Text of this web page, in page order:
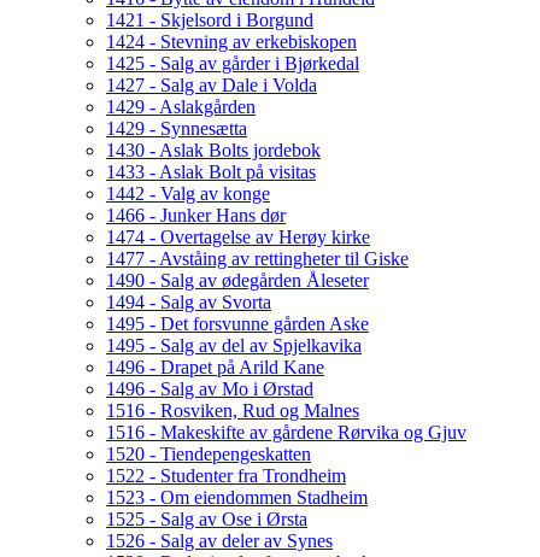
1421 - Skjelsord i Borgund
1424 - Stevning av erkebiskopen
1425 - Salg av gårder i Bjørkedal
1427 - Salg av Dale i Volda
1429 - Aslakgården
1429 - Synnesætta
1430 - Aslak Bolts jordebok
1433 - Aslak Bolt på visitas
1442 - Valg av konge
1466 - Junker Hans dør
1474 - Overtagelse av Herøy kirke
1477 - Avståing av rettingheter til Giske
1490 - Salg av ødegården Åleseter
1494 - Salg av Svorta
1495 - Det forsvunne gården Aske
1495 - Salg av del av Spjelkavika
1496 - Drapet på Arild Kane
1496 - Salg av Mo i Ørstad
1516 - Rosviken, Rud og Malnes
1516 - Makeskifte av gårdene Rørvika og Gjuv
1520 - Tiendepengeskatten
1522 - Studenter fra Trondheim
1523 - Om eiendommen Stadheim
1525 - Salg av Ose i Ørsta
1526 - Salg av deler av Synes